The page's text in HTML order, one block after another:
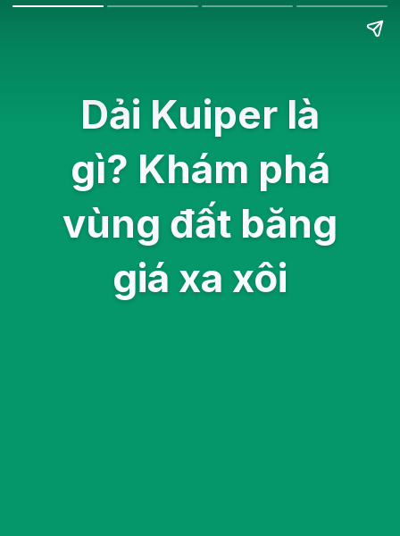
Dải Kuiper là
gì? Khám phá
vùng đất băng
giá xa xôi